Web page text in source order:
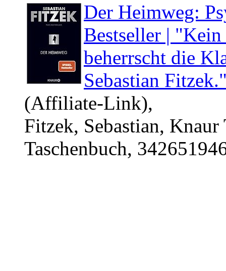
Der Heimweg:
Bestseller | "Kein
beherrscht die
Sebastian
(Affiliate-Link),
Fitzek, Sebastian, Knaur
Taschenbuch,